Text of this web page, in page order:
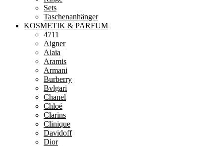
Sets
Taschenanhänger
KOSMETIK & PARFUM
4711
Aigner
Alaia
Aramis
Armani
Burberry
Bvlgari
Chanel
Chloé
Clarins
Clinique
Davidoff
Dior